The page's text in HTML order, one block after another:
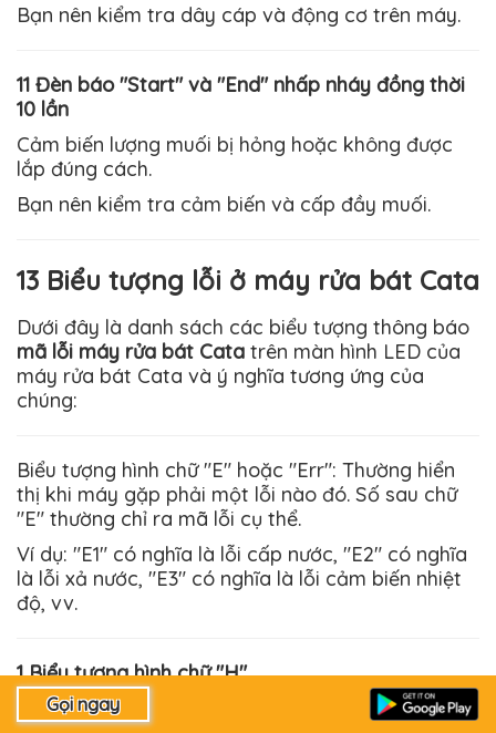
Bạn nên kiểm tra dây cáp và động cơ trên máy.
11 Đèn báo "Start" và "End" nhấp nháy đồng thời
10 lần
Cảm biến lượng muối bị hỏng hoặc không được
lắp đúng cách.
Bạn nên kiểm tra cảm biến và cấp đầy muối.
13 Biểu tượng lỗi ở máy rửa bát Cata
Dưới đây là danh sách các biểu tượng thông báo
mã lỗi máy rửa bát Cata trên màn hình LED của
máy rửa bát Cata và ý nghĩa tương ứng của
chúng:
Biểu tượng hình chữ "E" hoặc "Err": Thường hiển
thị khi máy gặp phải một lỗi nào đó. Số sau chữ
"E" thường chỉ ra mã lỗi cụ thể.
Ví dụ: "E1" có nghĩa là lỗi cấp nước, "E2" có nghĩa
là lỗi xả nước, "E3" có nghĩa là lỗi cảm biến nhiệt
độ, vv.
1 Biểu tượng hình chữ "H"
Thường hiển thị khi máy gặp phải lỗi vận hành, ví